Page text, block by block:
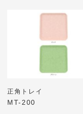
正角トレイ
MT-200